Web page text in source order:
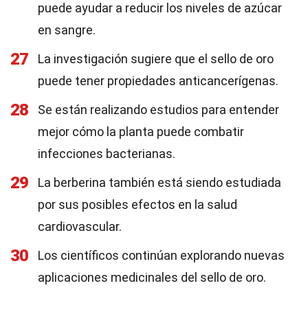
puede ayudar a reducir los niveles de azúcar
en sangre.
27
La investigación sugiere que el sello de oro
puede tener propiedades anticancerígenas.
28
Se están realizando estudios para entender
mejor cómo la planta puede combatir
infecciones bacterianas.
29
La berberina también está siendo estudiada
por sus posibles efectos en la salud
cardiovascular.
30
Los científicos continúan explorando nuevas
aplicaciones medicinales del sello de oro.